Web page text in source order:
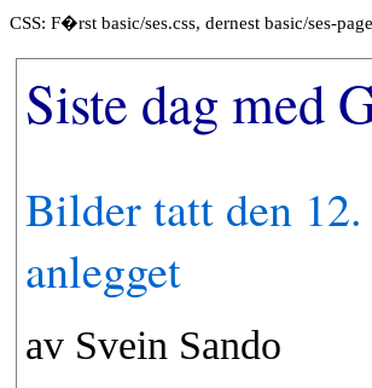
CSS: F�rst basic/ses.css, dernest basic/ses-
Siste dag med
Bilder tatt den 12.
anlegget
av Svein Sando